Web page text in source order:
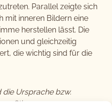
Parallel zeigte sich
mit inneren Bildern eine
herstellen lässt. Die
und gleichzeitig
die wichtig sind für die
die Ursprache bzw.
Stimme.